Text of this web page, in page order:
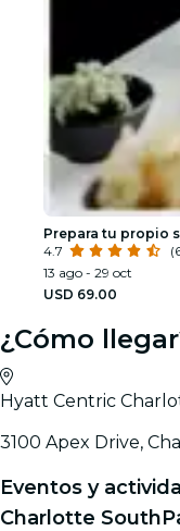
Prepara tu propio
4.7
13 ago - 29 oct
USD 69.00
¿Cómo
Hyatt Centric
3100 Apex Drive,
Eventos y
Charlotte